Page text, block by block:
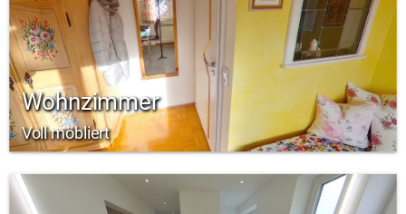
Wohnzimmer
Voll möbliert